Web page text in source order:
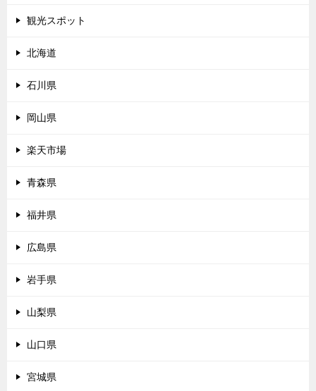
観光スポット
北海道
石川県
岡山県
楽天市場
青森県
福井県
広島県
岩手県
山梨県
山口県
宮城県